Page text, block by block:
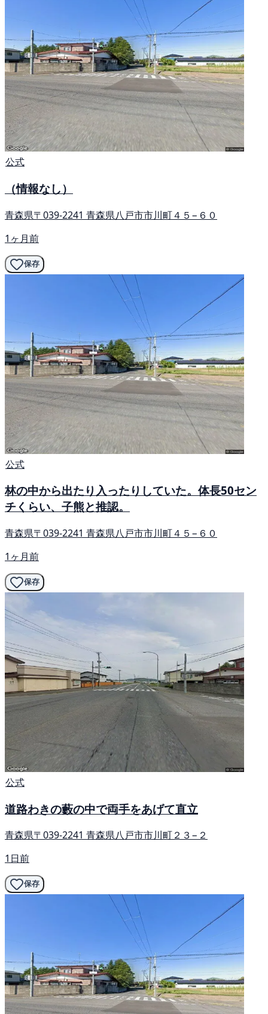
公式
（情報なし）
青森県〒039-2241 青森県八戸市市川町４５−６０
1ヶ月前
保存
公式
林の中から出たり入ったりしていた。体長50セン
チくらい、子熊と推認。
青森県〒039-2241 青森県八戸市市川町４５−６０
1ヶ月前
保存
公式
道路わきの藪の中で両手をあげて直立
青森県〒039-2241 青森県八戸市市川町２３−２
1日前
保存